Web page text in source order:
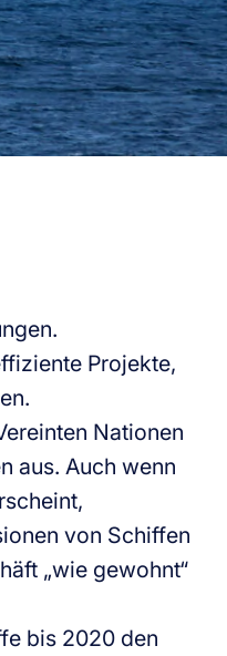
Projekte,
Nationen
aus. Auch wenn
von Schiffen
„wie gewohnt“
bis 2020 den